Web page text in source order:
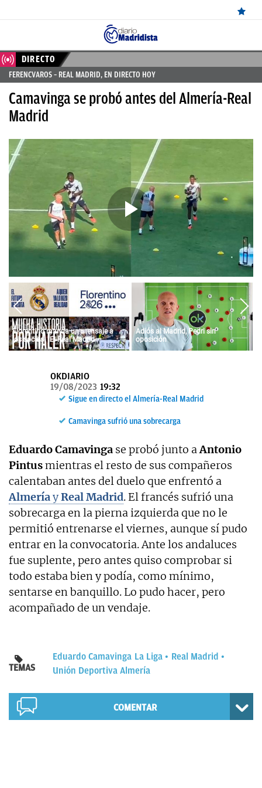
ÚLTIMAS
NOTICIAS
REAL
MADRID
BALONCESTO
DIRECTO
FEMENINO
OKDIARIO
DIRECTO
FERENCVAROS – REAL MADRID, EN DIRECTO HOY
Camavinga se probó antes del Almería-Real
Madrid
Florentino manda un mensaje a
los socios: "El Real Madrid
siempre fue vuestro y siempre lo
Adiós al Madrid, Pedri sin
oposición
OKDIARIO
19/08/2023 19:32
Sigue en directo el Almería-Real Madrid
Camavinga sufrió una sobrecarga
Eduardo Camavinga se probó junto aAntonio
Pintusmientras el resto de sus compañeros
calentaban antes del duelo que enfrentó a
AlmeríayReal Madrid. El francés sufrió una
sobrecarga en la pierna izquierda que no le
permitió entrenarse el viernes, aunque sí pudo
entrar en la convocatoria. Ante los andaluces
fue suplente, pero antes quiso comprobar si
todo estaba bien y podía, como mínimo,
sentarse en banquillo. Lo pudo hacer, pero
acompañado de un vendaje.
TEMAS
Eduardo Camavinga La Liga
Real Madrid
Unión Deportiva Almería
COMENTAR